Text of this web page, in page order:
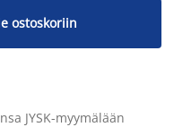
ostoskoriin
JYSK-myymälään